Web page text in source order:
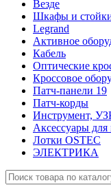
Везде
Шкафы и
Legrand
Активное
Кабель
Оптические
Кроссовое
Патч-панели 19
Патч-корды
Инструмент,
Аксессуары
Лотки OSTEC
ЭЛЕКТРИКА